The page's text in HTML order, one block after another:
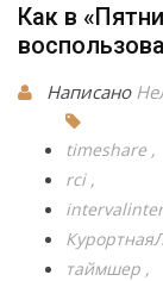
Как в
Написано
timeshare
rci
таймшер